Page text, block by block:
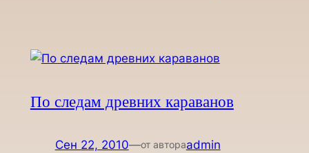
По следам древних караванов
Сен 22, 2010—от автораadmin